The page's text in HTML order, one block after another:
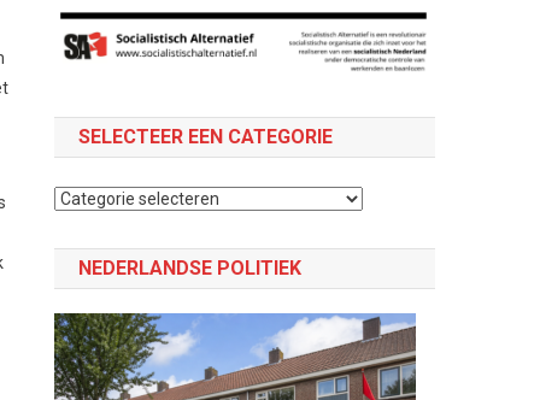
SELECTEER EEN CATEGORIE
Selecteer
categorie
NEDERLANDSE POLITIEK